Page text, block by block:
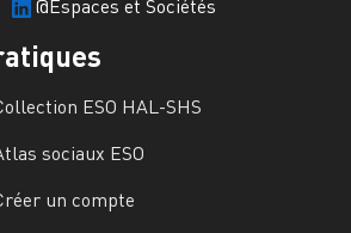
@Espaces et Sociétés
ESO HAL-SHS
sociaux ESO
un compte